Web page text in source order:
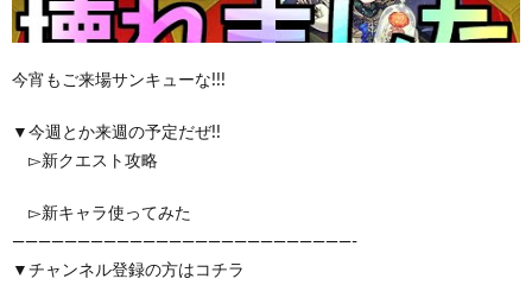
今宵もご来場サンキューな!!!
▼今週とか来週の予定だぜ!!
▻新クエスト攻略
▻新キャラ使ってみた
——————————————————————————-
▼チャンネル登録の方はコチラ